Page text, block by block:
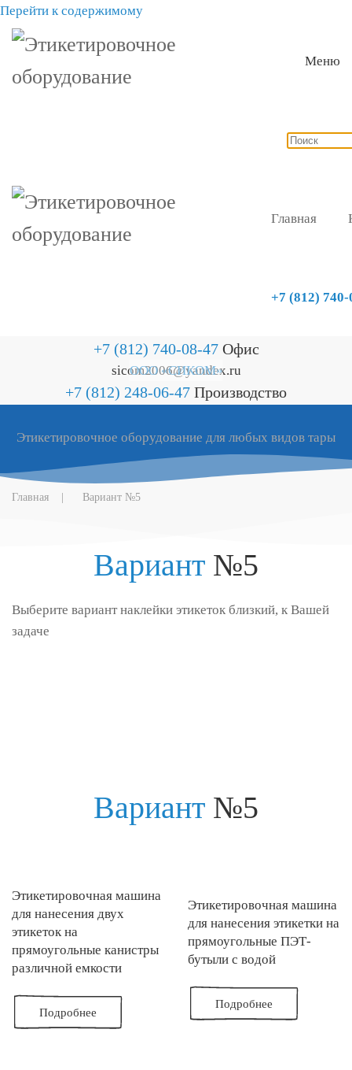
Перейти к содержимому
Меню
Главная
+7 (812) 740-
+7 (812) 740-08-47Офис
sicom2006@yandex.ru
+7 (812) 248-06-47 Производство
ООО «СИКОМ»
Этикетировочное оборудование для любых видов тары
Главная Вариант №5
Вариант №5
Выберите вариант наклейки этикеток близкий, к Вашей
задаче
Вариант №5
Этикетировочная машина
для нанесения двух
этикеток на
прямоугольные канистры
различной емкости
Подробнее
Этикетировочная машина
для нанесения этикетки на
прямоугольные ПЭТ-
бутыли с водой
Подробнее